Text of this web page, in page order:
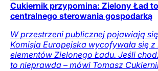
Cukiernik przypomina: Zielony Ład
centralnego sterowania gospodarką
W przestrzeni publicznej pojawiają
Komisja Europejska wycofywała się
elementów Zielonego Ładu. Jeśli
to nieprawda – mówi Tomasz